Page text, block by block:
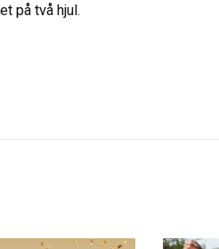
på två hjul.